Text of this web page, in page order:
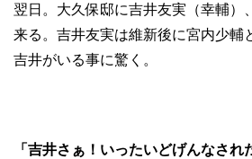
翌日。大久保邸に吉井友実（幸輔）
来る。吉井友実は維新後に宮内少輔
吉井がいる事に驚く。
「吉井さぁ！いったいどげんなされ